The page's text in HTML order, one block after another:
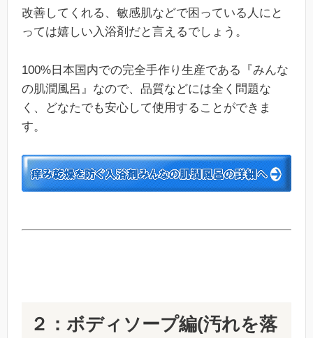
改善してくれる、敏感肌などで困っている人にと
っては嬉しい入浴剤だと言えるでしょう。
100%日本国内での完全手作り生産である『みんな
の肌潤風呂』なので、品質などには全く問題な
く、どなたでも安心して使用することができま
す。
２：ボディソープ編(汚れを落